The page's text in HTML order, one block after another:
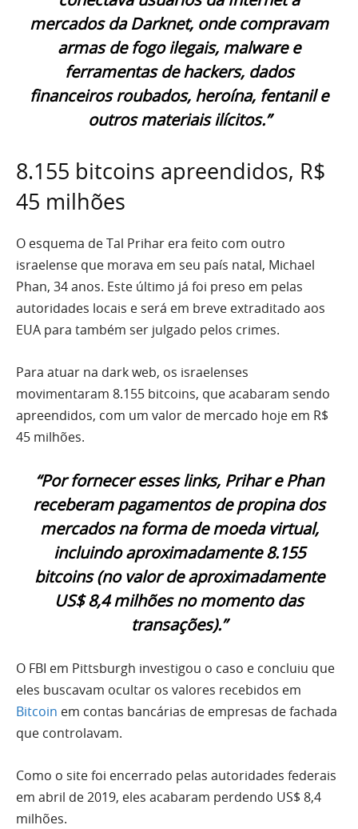
mercados da Darknet, onde compravam
armas de fogo ilegais, malware e
ferramentas de hackers, dados
financeiros roubados, heroína, fentanil e
outros materiais ilícitos.”
8.155 bitcoins apreendidos, R$
45 milhões
O esquema de Tal Prihar era feito com outro
israelense que morava em seu país natal, Michael
Phan, 34 anos. Este último já foi preso em pelas
autoridades locais e será em breve extraditado aos
EUA para também ser julgado pelos crimes.
Para atuar na dark web, os israelenses
movimentaram 8.155 bitcoins, que acabaram sendo
apreendidos, com um valor de mercado hoje em R$
45 milhões.
“Por fornecer esses links, Prihar e Phan
receberam pagamentos de propina dos
mercados na forma de moeda virtual,
incluindo aproximadamente 8.155
bitcoins (no valor de aproximadamente
US$ 8,4 milhões no momento das
transações).”
O FBI em Pittsburgh investigou o caso e concluiu que
eles buscavam ocultar os valores recebidos em
Bitcoin em contas bancárias de empresas de fachada
que controlavam.
Como o site foi encerrado pelas autoridades federais
em abril de 2019, eles acabaram perdendo US$ 8,4
milhões.